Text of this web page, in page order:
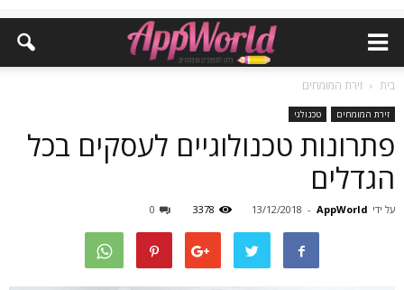
בית זירת המומחים
זירת המומחים טכנולגי
פתרונות טכנולוגיים לעסקים בכל
הגדלים
על ידי AppWorld
-
13/12/2018
3378
0